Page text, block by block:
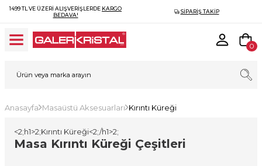
1499 TL VE ÜZERI ALIŞVERIŞLERDE KARGO
BEDAVA!
SIPARIŞ TAKIP
0
Anasayfa Masaüstü Aksesuarları Kırıntı Küreği
<2;h1>2;Kırıntı Küreği<2;/h1>2;
Masa Kırıntı Küreği Çeşitleri